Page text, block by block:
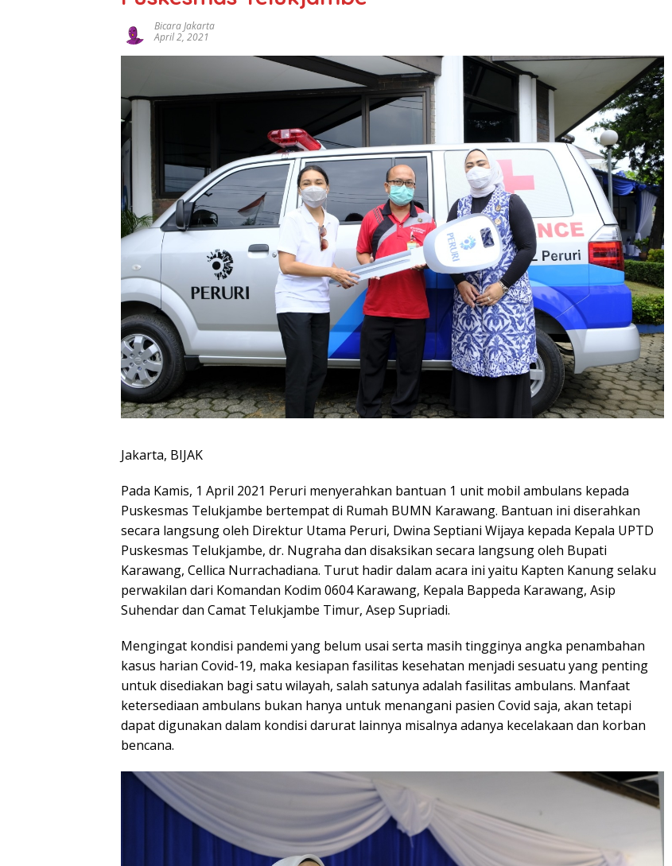
Bicara Jakarta
April 2, 2021
Jakarta, BIJAK
Pada Kamis, 1 April 2021 Peruri menyerahkan bantuan 1 unit mobil ambulans kepada
Puskesmas Telukjambe bertempat di Rumah BUMN Karawang. Bantuan ini diserahkan
secara langsung oleh Direktur Utama Peruri, Dwina Septiani Wijaya kepada Kepala UPTD
Puskesmas Telukjambe, dr. Nugraha dan disaksikan secara langsung oleh Bupati
Karawang, Cellica Nurrachadiana. Turut hadir dalam acara ini yaitu Kapten Kanung selaku
perwakilan dari Komandan Kodim 0604 Karawang, Kepala Bappeda Karawang, Asip
Suhendar dan Camat Telukjambe Timur, Asep Supriadi.
Mengingat kondisi pandemi yang belum usai serta masih tingginya angka penambahan
kasus harian Covid-19, maka kesiapan fasilitas kesehatan menjadi sesuatu yang penting
untuk disediakan bagi satu wilayah, salah satunya adalah fasilitas ambulans. Manfaat
ketersediaan ambulans bukan hanya untuk menangani pasien Covid saja, akan tetapi
dapat digunakan dalam kondisi darurat lainnya misalnya adanya kecelakaan dan korban
bencana.